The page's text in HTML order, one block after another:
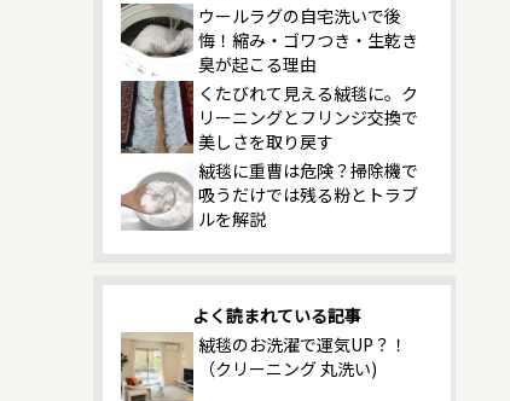
ウールラグの自宅洗いで後
悔！縮み・ゴワつき・生乾き
臭が起こる理由
くたびれて見える絨毯に。ク
リーニングとフリンジ交換で
美しさを取り戻す
絨毯に重曹は危険？掃除機で
吸うだけでは残る粉とトラブ
ルを解説
よく読まれている記事
絨毯のお洗濯で運気UP？！
（クリーニング 丸洗い)